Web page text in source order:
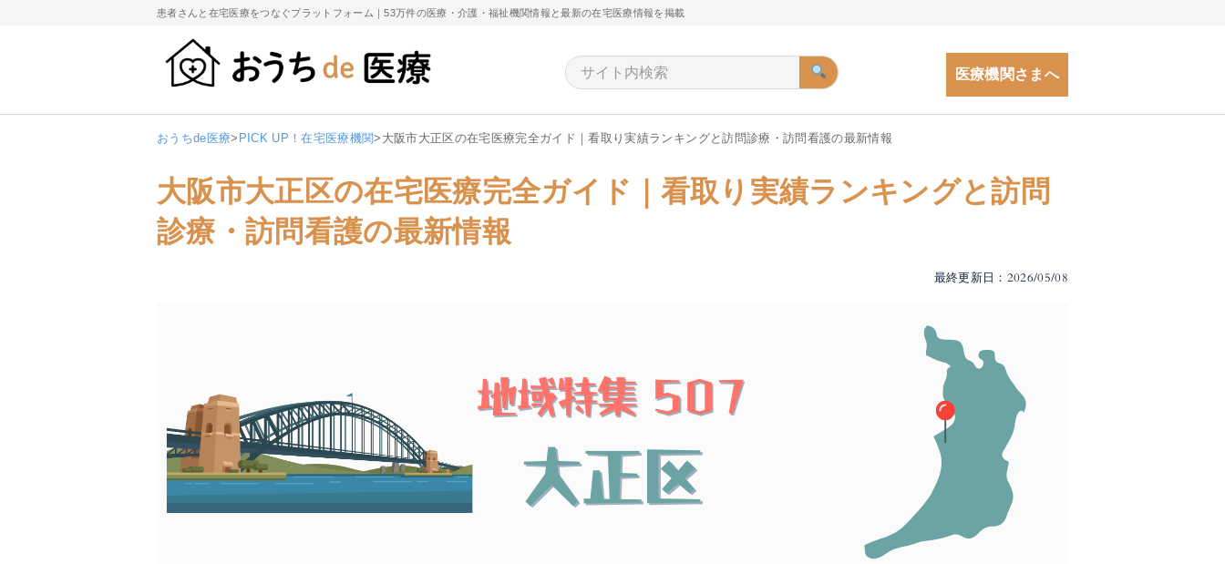
患者さんと在宅医療をつなぐプラットフォーム｜53万件の医療・介護・福祉機関情報と最新の在宅医療情報を掲載
医療機関さまへ
おうちde医療> PICK UP！在宅医療機関> 大阪市大正区の在宅医療完全ガイド｜看取り実績ランキングと訪問診療・訪問看護の最新情報
大阪市大正区の在宅医療完全ガイド｜看取り実績ランキングと訪問
診療・訪問看護の最新情報
最終更新日：2026/05/08